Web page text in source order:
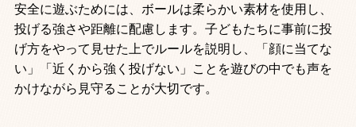
安全に遊ぶためには、ボールは柔らかい素材を使用し、
投げる強さや距離に配慮します。子どもたちに事前に投
げ方をやって見せた上でルールを説明し、「顔に当てな
い」「近くから強く投げない」ことを遊びの中でも声を
かけながら見守ることが大切です。